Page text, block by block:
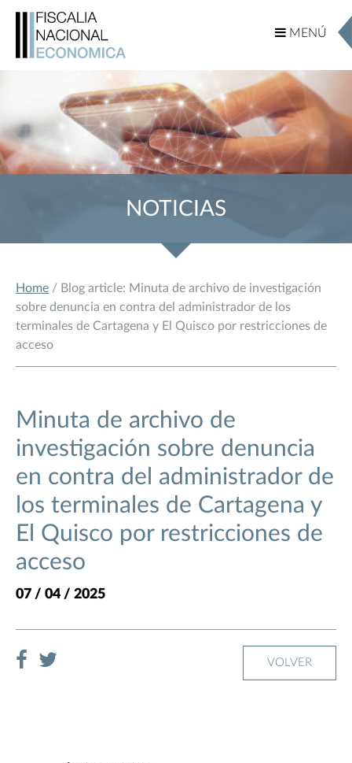
MENÚ
MENÚ
NOTICIAS
Home / Blog article: Minuta de archivo de investigación
sobre denuncia en contra del administrador de los
terminales de Cartagena y El Quisco por restricciones de
acceso
Minuta de archivo de
investigación sobre denuncia
en contra del administrador de
los terminales de Cartagena y
El Quisco por restricciones de
acceso
07 / 04 / 2025
VOLVER